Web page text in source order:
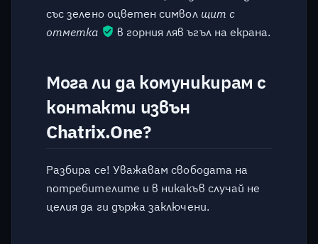
със зелено оцветен символ щит с
отметка
в горния ляв ъгъл на екрана.
Мога ли да комуникирам с
контакти извън
Chatrix.One?
Разбира се! Уважавам свободата на
потребителите и в никакъв случай не
целия да ги държа заключени.